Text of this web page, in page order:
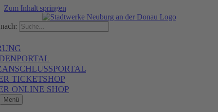
Zum Inhalt springen
TICKETSHOP
ONLINE SHOP
Menü